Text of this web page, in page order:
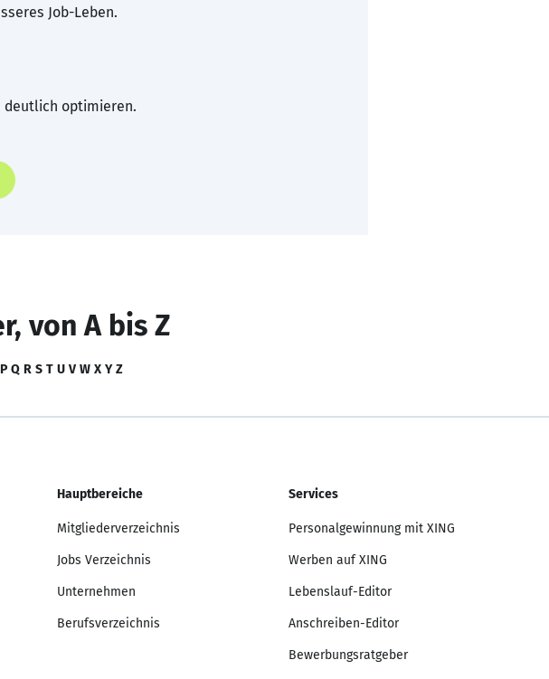
Job-Leben.
deutlich optimieren.
von A bis Z
P Q R S T U V W X Y Z
Hauptbereiche
Mitgliederverzeichnis
Jobs Verzeichnis
Unternehmen
Berufsverzeichnis
Services
Personalgewinnung mit XING
Werben auf XING
Lebenslauf-Editor
Anschreiben-Editor
Bewerbungsratgeber